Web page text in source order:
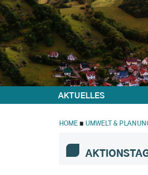
AKTUELLES
HOME ∎ UMWELT &